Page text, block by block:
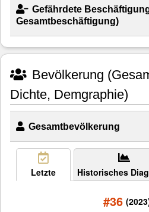
Gefährdete
Gesamtbeschäftigung)
Bevölkerung
Dichte, Demgraphie)
Gesamtbevölkerung
Letzte Historisches
#36